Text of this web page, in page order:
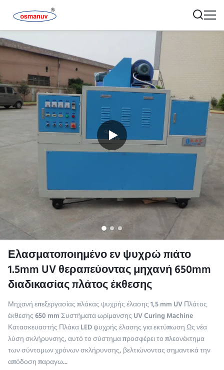
Ελασματοποιημένο εν ψυχρώ πιάτο
1.5mm UV θεραπεύοντας μηχανή 650mm
διαδικασίας πλάτος έκθεσης
Μηχανή επεξεργασίας πλάκας ψυχρής έλασης 1,5 mm UV Πλάτος
έκθεσης 650 mm Συστήματα ωρίμανσης UV Curing Machine
Κατασκευαστής Πλάκα LED ψυχρής έλασης για εκτύπωση Ως νέα
λύση σκλήρυνσης, αυτό το σύστημα προσφέρει το πλεονέκτημα
των σύντομων χρόνων σκλήρυνσης, βελτιώνοντας σημαντικά την
απόδοση παραγω...